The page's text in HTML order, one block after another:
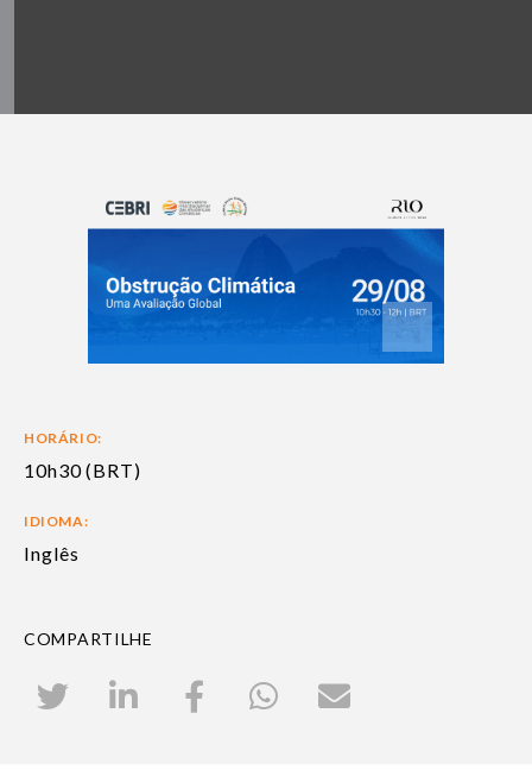
HORÁRIO:
10h30 (BRT)
IDIOMA:
Inglês
COMPARTILHE